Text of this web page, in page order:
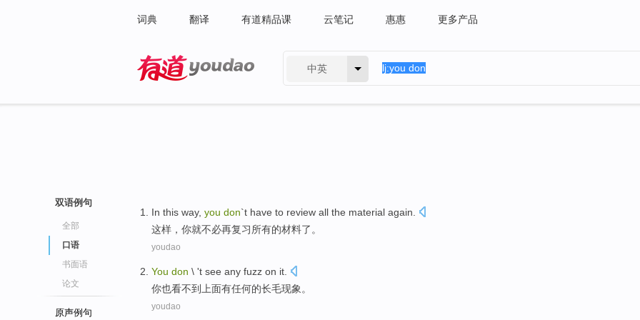
词典 翻译 有道精品课 云笔记 惠惠 更多产品
中英
双语例句
全部
口语
书面语
论文
原声例句
In this way, you don`t have to review all the material again
这样 ， 你就不必再复习所有的材料了。
youdao
You don \ 't see any fuzz on it.
你也看不到 上面有任何的长毛现象 。
youdao